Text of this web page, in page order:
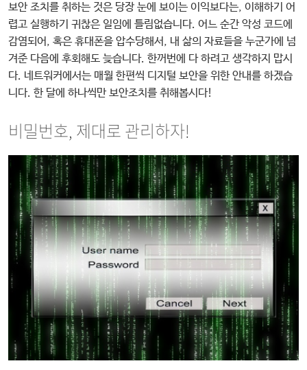
보안 조치를 취하는 것은 당장 눈에 보이는 이익보다는, 이해하기 어
렵고 실행하기 귀찮은 일임에 틀림없습니다. 어느 순간 악성 코드에
감염되어, 혹은 휴대폰을 압수당해서, 내 삶의 자료들을 누군가에 넘
겨준 다음에 후회해도 늦습니다. 한꺼번에 다 하려고 생각하지 맙시
다. 네트워커에서는 매월 한편씩 디지털 보안을 위한 안내를 하겠습
니다. 한 달에 하나씩만 보안조치를 취해봅시다!
비밀번호, 제대로 관리하자!